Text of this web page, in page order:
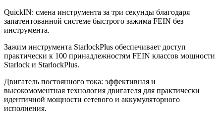
QuickIN: смена инструмента за три секунды благодаря
запатентованной системе быстрого зажима FEIN без
инструмента.
Зажим инструмента StarlockPlus обеспечивает доступ
практически к 100 принадлежностям FEIN классов мощности
Starlock и StarlockPlus.
Двигатель постоянного тока: эффективная и
высокомоментная технология двигателя для практически
идентичной мощности сетевого и аккумуляторного
исполнения.